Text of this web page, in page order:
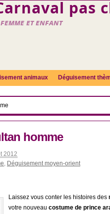
pas
et enfant
animaux Déguisement
homme
2012
, Déguisement moyen-orient
Laissez vous conter les histoires des
votre nouveau costume de prince